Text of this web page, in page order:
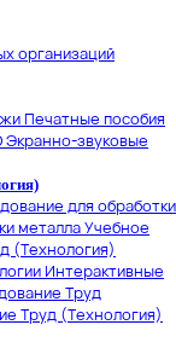
организаций
Печатные пособия
Экранно-звуковые
для обработки
металлаУчебное
(Технология)
Интерактивные
Труд
Труд (Технология)